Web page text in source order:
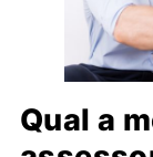
Qual a